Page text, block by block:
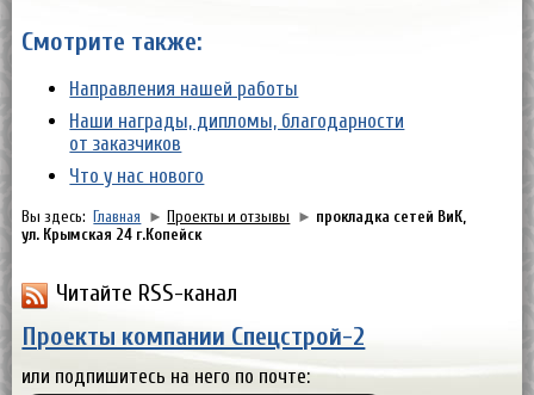
Смотрите также:
Направления нашей работы
Наши награды, дипломы, благодарности
от заказчиков
Что у нас нового
Вы здесь: Главная ► Проекты и отзывы ► прокладка сетей ВиК,
ул. Крымская 24 г.Копейск
Читайте RSS-канал
Проекты компании Спецстрой-2
или подпишитесь на него по почте: